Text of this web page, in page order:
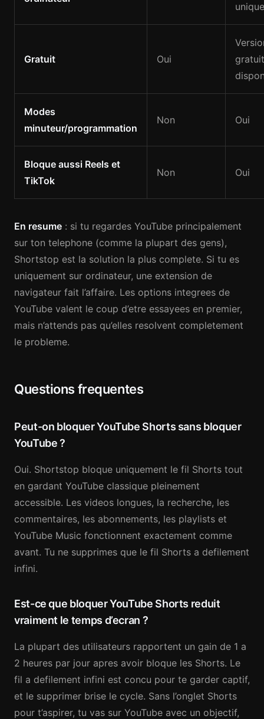
Gratuit Oui
Modes
minuteur/programmation
Non Oui
Bloque aussi Reels et
TikTok
Non Oui
En resume : si tu regardes YouTube principalement
sur ton telephone (comme la plupart des gens),
Shortstop est la solution la plus complete. Si tu es
uniquement sur ordinateur, une extension de
navigateur fait l’affaire. Les options integrees de
YouTube valent le coup d’etre essayees en premier,
mais n’attends pas qu’elles resolvent completement
le probleme.
Questions frequentes
Peut-on bloquer YouTube Shorts sans bloquer
YouTube ?
Oui. Shortstop bloque uniquement le fil Shorts tout
en gardant YouTube classique pleinement
accessible. Les videos longues, la recherche, les
commentaires, les abonnements, les playlists et
YouTube Music fonctionnent exactement comme
avant. Tu ne supprimes que le fil Shorts a defilement
infini.
Est-ce que bloquer YouTube Shorts reduit
vraiment le temps d’ecran ?
La plupart des utilisateurs rapportent un gain de 1 a
2 heures par jour apres avoir bloque les Shorts. Le
fil a defilement infini est concu pour te garder captif,
et le supprimer brise le cycle. Sans l’onglet Shorts
pour t’aspirer, tu vas sur YouTube avec un objectif,